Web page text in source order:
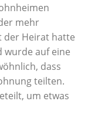
mehr
der Heirat hatte
wurde auf eine
dass
teilten.
um etwas